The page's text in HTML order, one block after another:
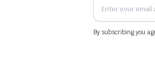
By subscribing you